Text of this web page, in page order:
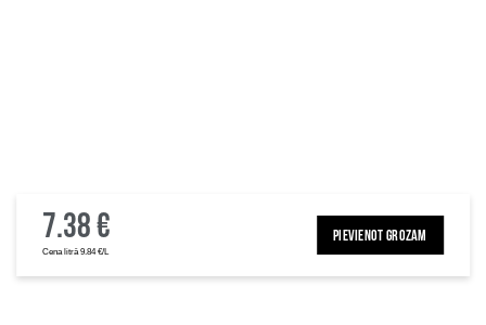
7.38 €
Cena litrā 9.84 €/L
PIEVIENOT GROZAM